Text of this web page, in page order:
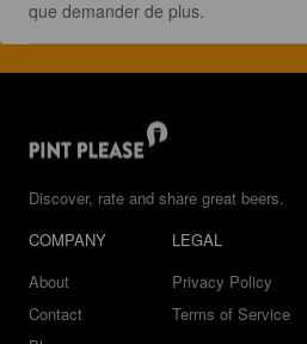
que demander de plus.
Discover, rate and share great beers.
COMPANY
About
Contact
LEGAL
Privacy Policy
Terms of Service